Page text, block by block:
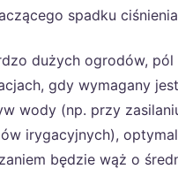
spadku
dużych ogrodów, pól
gdy wymagany
wody (np. przy
irygacyjnych),
będzie wąż o